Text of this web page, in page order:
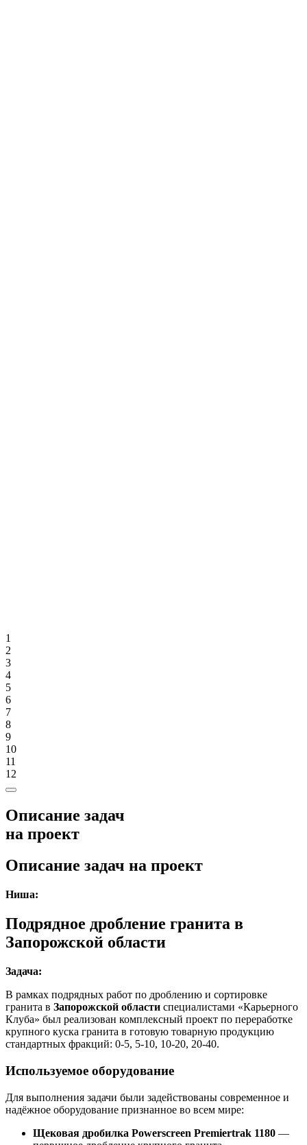
1
2
3
4
5
6
7
8
9
10
11
12
Описание задач
на проект
Описание задач на проект
Ниша:
Подрядное дробление гранита в
Запорожской области
Задача:
В рамках подрядных работ по дроблению и сортировке
гранита в Запорожской области специалистами «Карьерного
Клуба» был реализован комплексный проект по переработке
крупного куска гранита в готовую товарную продукцию
стандартных фракций: 0-5, 5-10, 10-20, 20-40.
Используемое оборудование
Для выполнения задачи были задействованы современное и
надёжное оборудование признанное во всем мире:
Щековая дробилка Powerscreen Premiertrak 1180 —